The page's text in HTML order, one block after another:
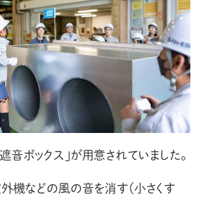
音ボックス」が用意されていました。
機などの風の音を消す（小さくす